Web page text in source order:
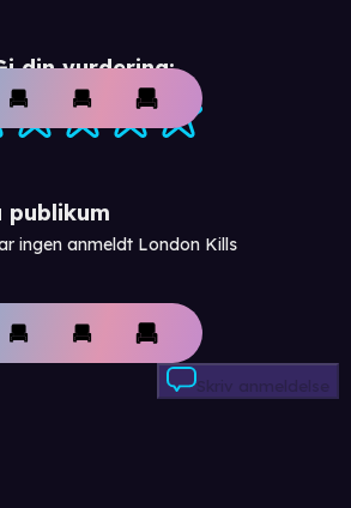
din vurdering:
publikum
ingen anmeldt London Kills
Skriv anmeldelse